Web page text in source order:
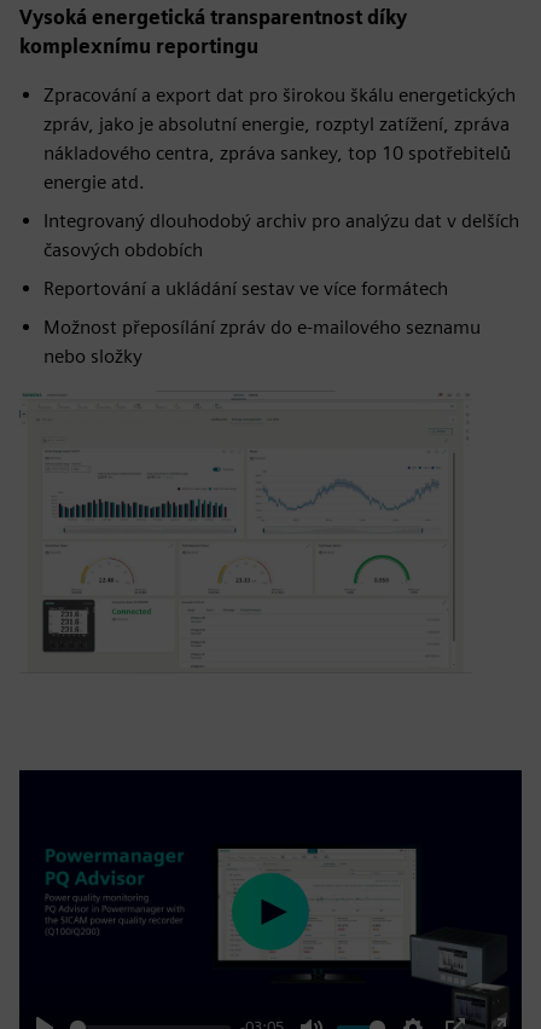
Vysoká energetická transparentnost díky
komplexnímu reportingu
Zpracování a export dat pro širokou škálu energetických
zpráv, jako je absolutní energie, rozptyl zatížení, zpráva
nákladového centra, zpráva sankey, top 10 spotřebitelů
energie atd.
Integrovaný dlouhodobý archiv pro analýzu dat v delších
časových obdobích
Reportování a ukládání sestav ve více formátech
Možnost přeposílání zpráv do e-mailového seznamu
nebo složky
Play